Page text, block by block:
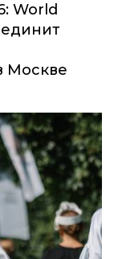
World
Москве